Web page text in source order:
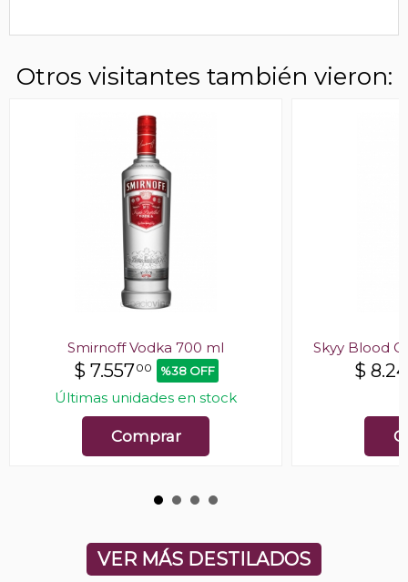
Otros visitantes también vieron:
Smirnoff Vodka 700 ml
$ 7.55700 %38 OFF
Últimas unidades en stock
Comprar
Skyy Blood
$
VER MÁS DESTILADOS